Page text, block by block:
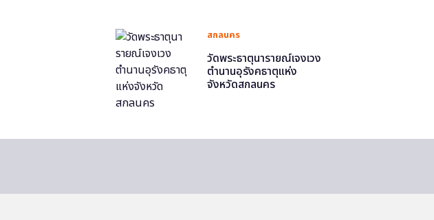
สกลนคร
วัดพระธาตุนารายณ์เจงเวง
ตำนานอุรังคธาตุแห่ง
จังหวัดสกลนคร